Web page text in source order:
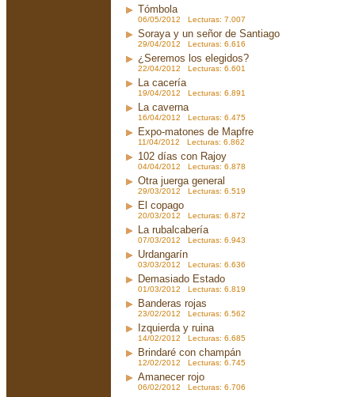
Tómbola
06/05/2012 Lecturas: 7.007
Soraya y un señor de Santiago
29/04/2012 Lecturas: 6.616
¿Seremos los elegidos?
22/04/2012 Lecturas: 6.601
La cacería
19/04/2012 Lecturas: 6.891
La caverna
16/04/2012 Lecturas: 6.475
Expo-matones de Mapfre
11/04/2012 Lecturas: 6.862
102 días con Rajoy
04/04/2012 Lecturas: 6.878
Otra juerga general
29/03/2012 Lecturas: 6.519
El copago
20/03/2012 Lecturas: 6.872
La rubalcabería
07/03/2012 Lecturas: 6.943
Urdangarín
03/03/2012 Lecturas: 6.636
Demasiado Estado
01/03/2012 Lecturas: 6.819
Banderas rojas
23/02/2012 Lecturas: 6.562
Izquierda y ruina
14/02/2012 Lecturas: 6.685
Brindaré con champán
12/02/2012 Lecturas: 6.745
Amanecer rojo
06/02/2012 Lecturas: 6.706